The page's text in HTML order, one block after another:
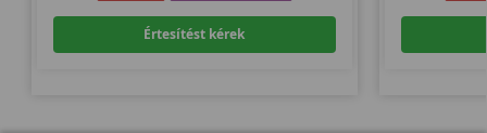
Értesítést kérek